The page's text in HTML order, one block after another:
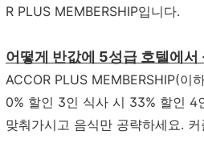
R PLUS MEMBERSHIP입니다.
어떻게 반값에 5성급 호텔에서
ACCOR PLUS MEMBERSHIP(
0% 할인 3인 식사 시 33% 할인 4
맞춰가시고 음식만 공략하세요.